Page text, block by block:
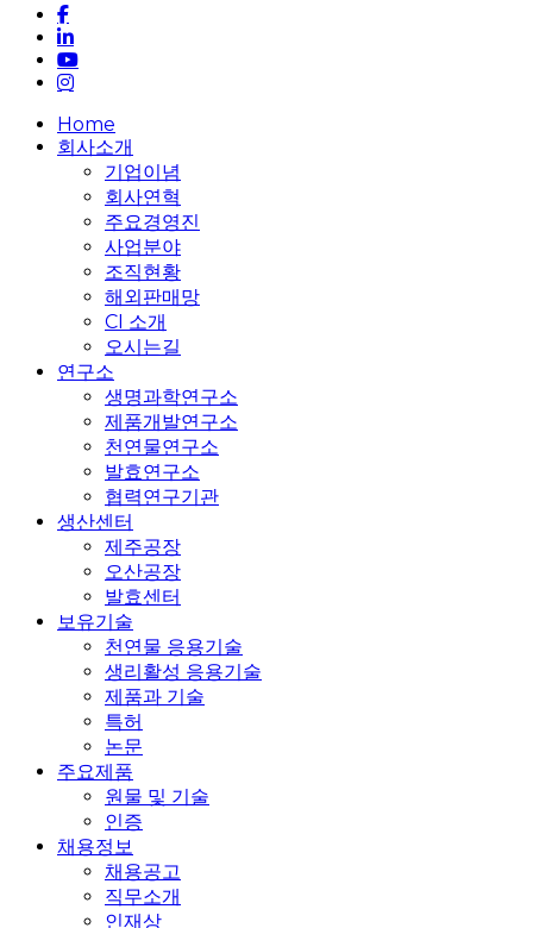
facebook
linkedin
youtube
instagram
Close
Menu
Home
회사소개
기업이념
회사연혁
주요경영진
사업분야
조직현황
해외판매망
CI 소개
오시는길
연구소
생명과학연구소
제품개발연구소
천연물연구소
발효연구소
협력연구기관
생산센터
제주공장
오산공장
발효센터
보유기술
천연물 응용기술
생리활성 응용기술
제품과 기술
특허
논문
주요제품
원물 및 기술
인증
채용정보
채용공고
직무소개
인재상